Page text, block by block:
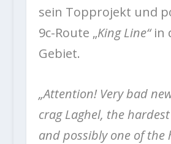
sein Topprojekt und
9c-Route „King Line“in
Gebiet.
„Attention! Very bad
crag Laghel, the
and possibly one of the